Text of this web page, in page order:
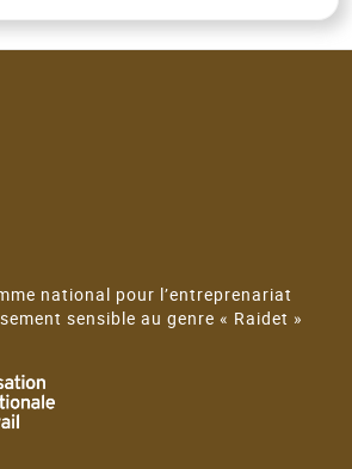
national pour l’entreprenariat
sensible au genre « Raidet »